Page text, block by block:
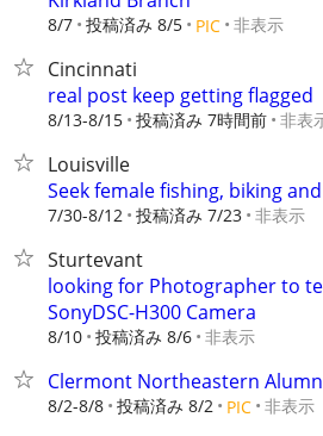
8/7 投稿済み 8/5 PIC 非表示
Cincinnati
real post keep getting flagged
8/13-8/15 投稿済み 7時間前 非表
Louisville
Seek female fishing, biking
7/30-8/12 投稿済み 7/23 非表示
Sturtevant
looking for Photographer to
SonyDSC-H300 Camera
8/10 投稿済み 8/6 非表示
Clermont Northeastern
8/2-8/8 投稿済み 8/2 PIC 非表示